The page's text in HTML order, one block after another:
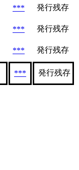
***
発行残存
***
発行残存
*** 発行残存
*** 発行残存